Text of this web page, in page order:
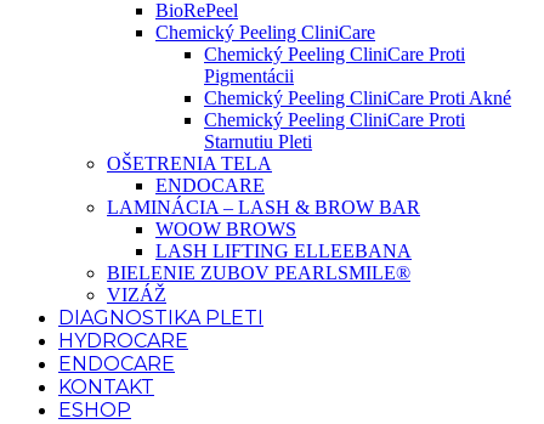
BioRePeel
Chemický Peeling CliniCare
Chemický Peeling CliniCare Proti
Pigmentácii
Chemický Peeling CliniCare Proti Akné
Chemický Peeling CliniCare Proti
Starnutiu Pleti
OŠETRENIA TELA
ENDOCARE
LAMINÁCIA – LASH & BROW BAR
WOOW BROWS
LASH LIFTING ELLEEBANA
BIELENIE ZUBOV PEARLSMILE®
VIZÁŽ
DIAGNOSTIKA PLETI
HYDROCARE
ENDOCARE
KONTAKT
ESHOP